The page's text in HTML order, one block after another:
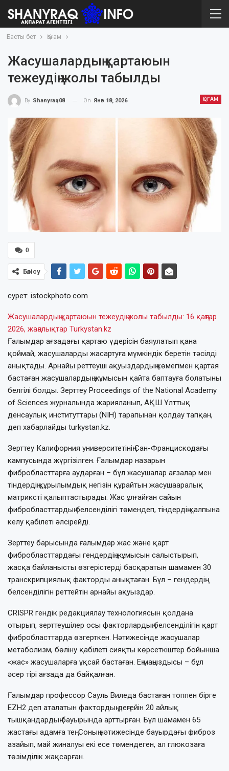
Басты бет Қоғам
Жасушалардың қартаюын
тежеудің жолы табылды
ҚОҒАМ
By Shanyraq08 On Янв 18, 2026
0
Бөлісу
сурет: istockphoto.com
Жасушалардың қартаюын тежеудің жолы табылды: 16 қаңтар
2026, жаңалықтар Turkystan.kz
Ғалымдар ағзадағы қартаю үдерісін баяулатып қана
қоймай, жасушаларды жасартуға мүмкіндік беретін тәсілді
анықтады. Арнайы реттеуші ақуыздардың көмегімен қартая
бастаған жасушалардың жұмысын қайта баптауға болатыны
белгілі болды. Зерттеу Proceedings of the National Academy
of Sciences журналында жарияланып, АҚШ Ұлттық
денсаулық институттары (NIH) тарапынан қолдау тапқан,
деп хабарлайды turkystan.kz.
Зерттеу Калифорния университетінің Сан-Францискодағы
кампусында жүргізілген. Ғалымдар назарын
фибробласттарға аударған – бұл жасушалар ағзалар мен
тіндердің құрылымдық негізін құрайтын жасушааралық
матриксті қалыптастырады. Жас ұлғайған сайын
фибробласттардың белсенділігі төмендеп, тіндердің қалпына
келу қабілеті әлсірейді.
Зерттеу барысында ғалымдар жас және қарт
фибробласттардағы гендердің жұмысын салыстырып,
жасқа байланысты өзгерістерді басқаратын шамамен 30
транскрипциялық факторды анықтаған. Бұл – гендердің
белсенділігін реттейтін арнайы ақуыздар.
CRISPR гендік редакциялау технологиясын қолдана
отырып, зерттеушілер осы факторлардың белсенділігін қарт
фибробласттарда өзгерткен. Нәтижесінде жасушалар
метаболизм, бөліну қабілеті сияқты көрсеткіштер бойынша
«жас» жасушаларға ұқсай бастаған. Ең маңыздысы – бұл
әсер тірі ағзада да байқалған.
Ғалымдар профессор Сауль Виледа бастаған топпен бірге
EZH2 деп аталатын фактордың деңгейін 20 айлық
тышқандардың бауырында арттырған. Бұл шамамен 65
жастағы адамға тең. Соның нәтижесінде бауырдағы фиброз
азайып, май жиналуы екі есе төмендеген, ал глюкозаға
төзімділік жақсарған.